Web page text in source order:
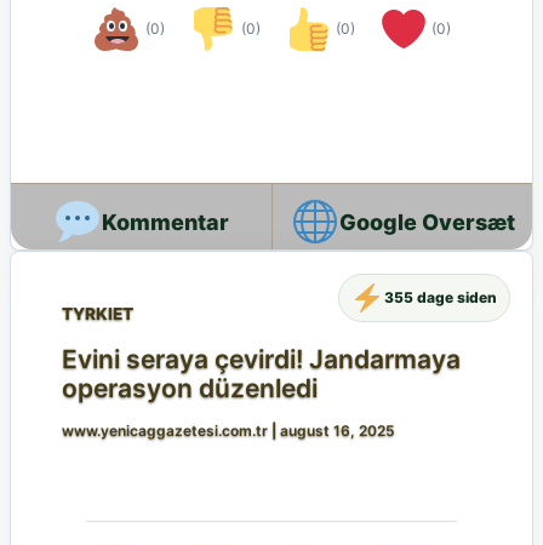
(0) (0) (0) (0)
Google Oversæt
TYRKIET
Evini seraya çevirdi! Jandarmaya
operasyon düzenledi
www.yenicaggazetesi.com.tr august 16, 2025
355 dage siden